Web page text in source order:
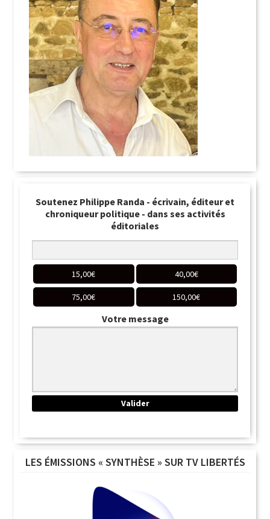
Soutenez Philippe Randa - écrivain, éditeur et
chroniqueur politique - dans ses activités
éditoriales
15,00€ 40,00€
75,00€ 150,00€
Votre message
LES ÉMISSIONS « SYNTHÈSE » SUR TV LIBERTÉS